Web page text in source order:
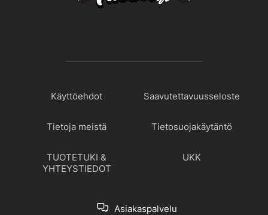
Käyttöehdot Saavutettavuusseloste
Tietoja meistä Tietosuojakäytäntö
TUOTETUKI &
YHTEYSTIEDOT
UKK
Asiakaspalvelu